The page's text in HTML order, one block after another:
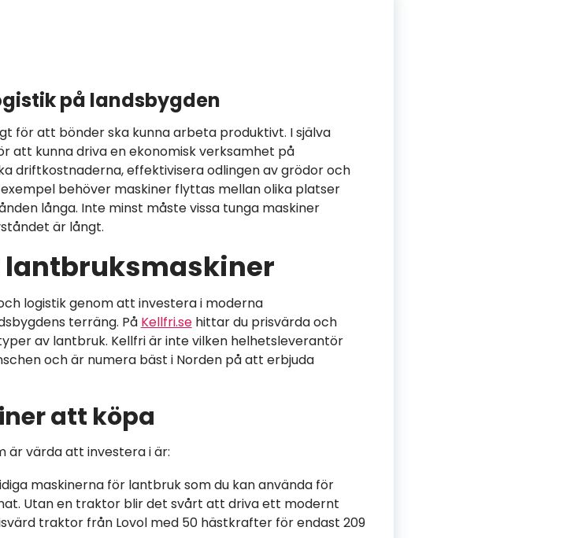
på landsbygden
för att bönder ska kunna arbeta produktivt. I själva
kunna driva en ekonomisk verksamhet på
driftkostnaderna, effektivisera odlingen av grödor och
behöver maskiner flyttas mellan olika platser
långa. Inte minst måste vissa tunga maskiner
är långt.
lantbruksmaskiner
logistik genom att investera i moderna
terräng. På Kellfri.sehittar du prisvärda och
av lantbruk. Kellfri är inte vilken helhetsleverantör
och är numera bäst i Norden på att erbjuda
att köpa
är värda att investera i är:
maskinerna för lantbruk som du kan använda för
Utan en traktor blir det svårt att driva ett modernt
traktor från Lovol med 50 hästkrafter för endast 209